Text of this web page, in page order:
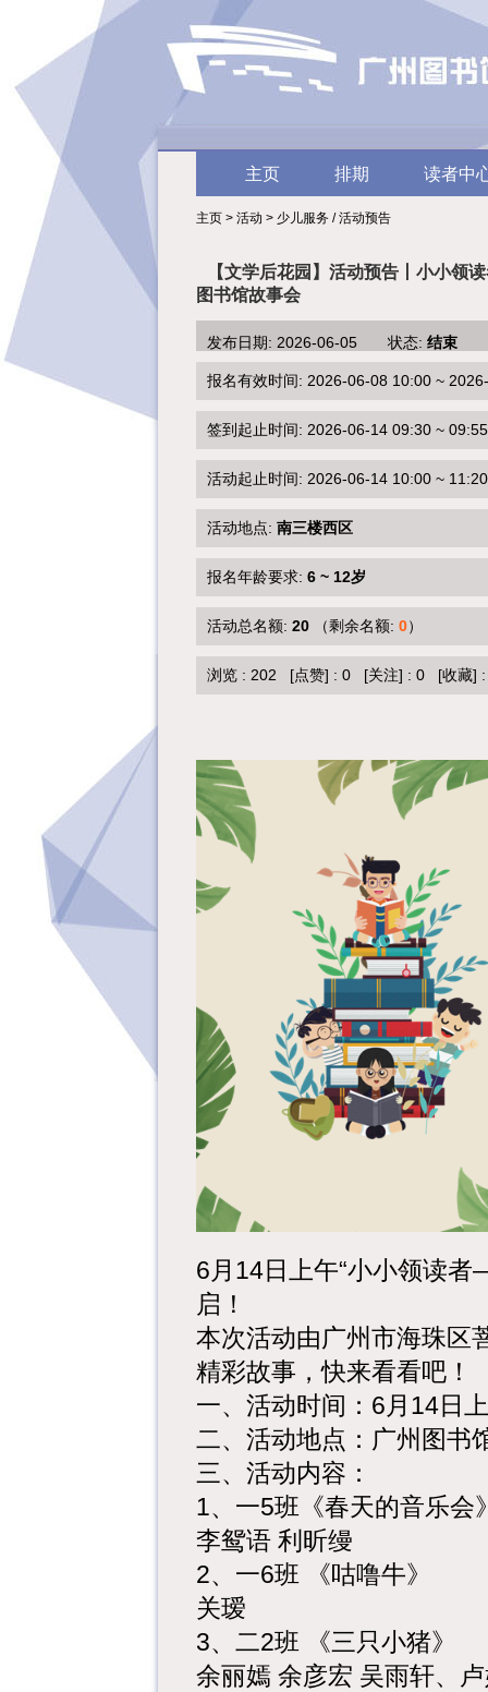
主页 排期 读者中
主页 > 活动 > 少儿服务 / 活动预告
【文学后花园】活动预告丨小小领
图书馆故事会
发布日期: 2026-06-05 状态: 结束
报名有效时间: 2026-06-08 10:00 ~
签到起止时间: 2026-06-14 09:30 ~ 09:55
活动起止时间: 2026-06-14 10:00 ~ 11:20
活动地点: 南三楼西区
报名年龄要求: 6 ~ 12岁
活动总名额: 20 （剩余名额: 0）
浏览 : 202 [点赞] : 0 [关注] : 0 [收藏]
6月14日上午“小小领读
启！
本次活动由广州市海珠区
精彩故事，快来看看吧！
一、活动时间：6月14日
二、活动地点：广州图书
三、活动内容：
1、一5班《春天的音乐会
李鸳语 利昕缦
2、一6班 《咕噜牛》
关瑷
3、二2班 《三只小猪》
余丽嫣 余彦宏 吴雨轩、